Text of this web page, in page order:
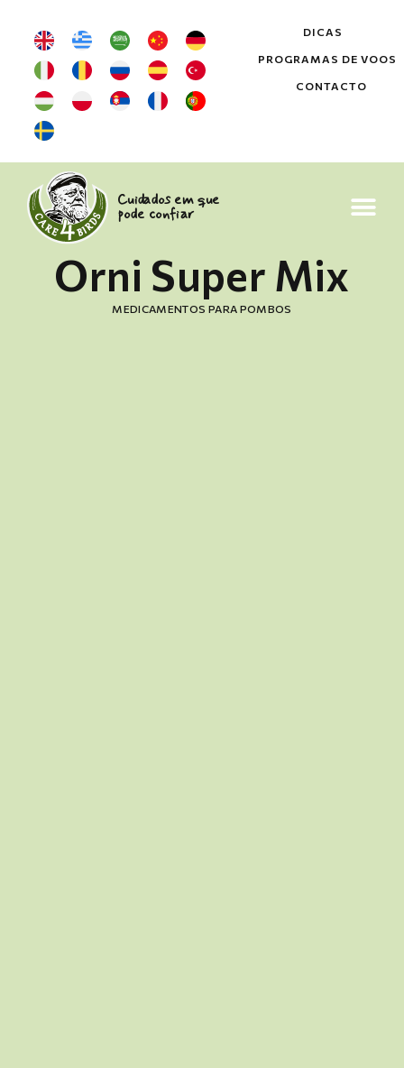
DICAS
PROGRAMAS DE VOOS
CONTACTO
Cuidados em que
pode confiar
Orni Super Mix
MEDICAMENTOS PARA POMBOS